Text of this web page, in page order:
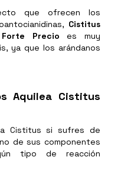
que ofrecen los
Cistitus
Precioes muy
ya que los arándanos
Aquilea Cistitus
Cistitus si sufres de
de sus componentes
tipo de reacción